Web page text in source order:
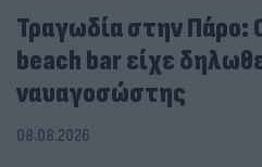
Τραγωδία στην Πάρο:
beach bar είχε
ναυαγοσώστης
08.08.2026